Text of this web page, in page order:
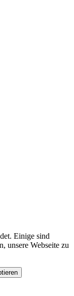
Einige sind
unsere Webseite zu